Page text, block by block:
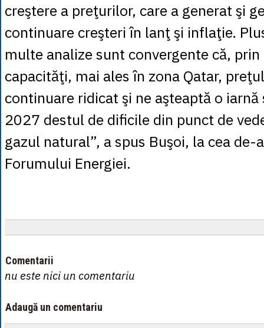
creştere a preţurilor, care a generat şi
continuare creşteri în lanţ şi inflaţie.
multe analize sunt convergente că,
capacităţi, mai ales în zona Qatar,
continuare ridicat şi ne aşteaptă o iarnă
2027 destul de dificile din punct de
gazul natural”, a spus Buşoi, la cea de-
Forumului Energiei.
Comentarii
nu este nici un comentariu
Adaugă un comentariu